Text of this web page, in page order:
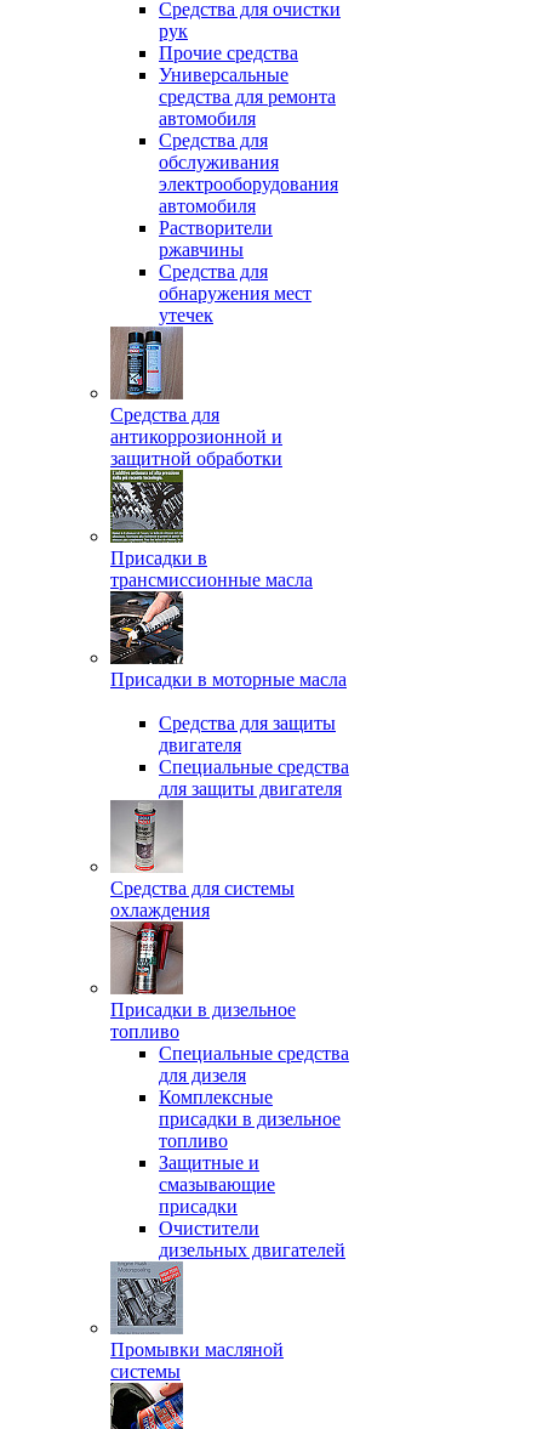
Средства для очистки
рук
Прочие средства
Универсальные
средства для ремонта
автомобиля
Средства для
обслуживания
электрооборудования
автомобиля
Растворители
ржавчины
Средства для
обнаружения мест
утечек
Средства для
антикоррозионной и
защитной обработки
Присадки в
трансмиссионные масла
Присадки в моторные масла
Средства для защиты
двигателя
Специальныe средства
для защиты двигателя
Средства для системы
охлаждения
Присадки в дизельное
топливо
Спeциальные средства
для дизеля
Комплексные
присадки в дизельное
топливо
Защитные и
смазывающие
присадки
Очистители
дизельных двигателей
Промывки масляной
системы